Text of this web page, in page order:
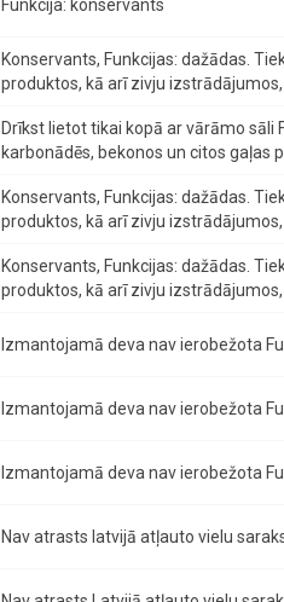
Funkcija: konservants
Konservants, Funkcijas: dažādas.
produktos, kā arī zivju izstrādājumos,
Drīkst lietot tikai kopā ar vārāmo
karbonādēs, bekonos un citos gaļas
Konservants, Funkcijas: dažādas.
produktos, kā arī zivju izstrādājumos,
Konservants, Funkcijas: dažādas.
produktos, kā arī zivju izstrādājumos,
Izmantojamā deva nav ierobežota
Izmantojamā deva nav ierobežota
Izmantojamā deva nav ierobežota
Nav atrasts latvijā atļauto vielu